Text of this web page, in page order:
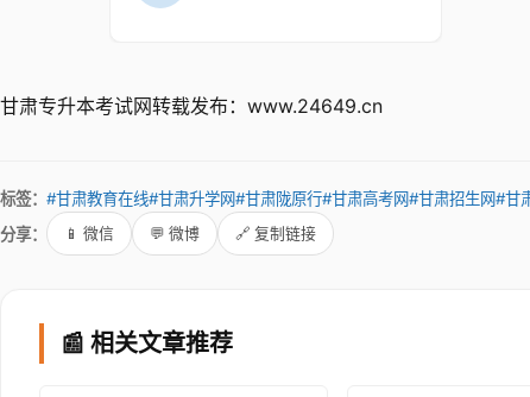
甘肃专升本考试网转载发布：www.24649.cn
标签： #甘肃教育在线#甘肃升学网#甘肃陇原行#甘肃高考网#甘肃招生网#甘
分享：
📱 微信 💬 微博 🔗 复制链接
📰 相关文章推荐